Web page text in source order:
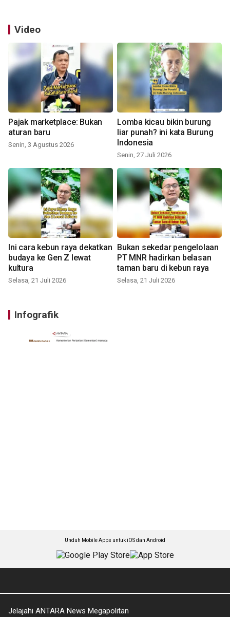
Video
Pajak marketplace: Bukan
aturan baru
Senin, 3 Agustus 2026
Lomba kicau bikin burung
liar punah? ini kata Burung
Indonesia
Senin, 27 Juli 2026
Ini cara kebun raya dekatkan
budaya ke Gen Z lewat
kultura
Selasa, 21 Juli 2026
Bukan sekedar pengelolaan
PT MNR hadirkan belasan
taman baru di kebun raya
Selasa, 21 Juli 2026
Infografik
Unduh Mobile Apps untuk iOS dan Android
Jelajahi ANTARA News Megapolitan